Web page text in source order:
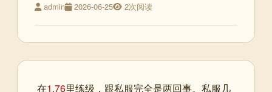
admin 2026-06-25 2次阅读
在1.76里练级，跟私服完全是两回事。私服几